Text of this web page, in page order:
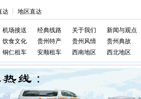
达┆ 地区直达
机场接送 经典线路 关于我们 新闻与观点
饮食文化 贵州特产 贵州风情 贵州典故
铜仁租车 安顺租车 西南地区 西北地区